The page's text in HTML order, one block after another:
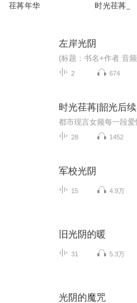
荏苒年华 时光荏苒_
左岸光阴
2 674
时光荏苒|韶光后续
28 1452
军校光阴
15 4.9万
旧光阴的暖
31 5.3万
光阴的魔咒